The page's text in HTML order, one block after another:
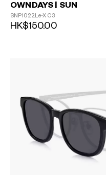
OWNDAYS | SUN
SNP1022Le-X C3
HK$150.00